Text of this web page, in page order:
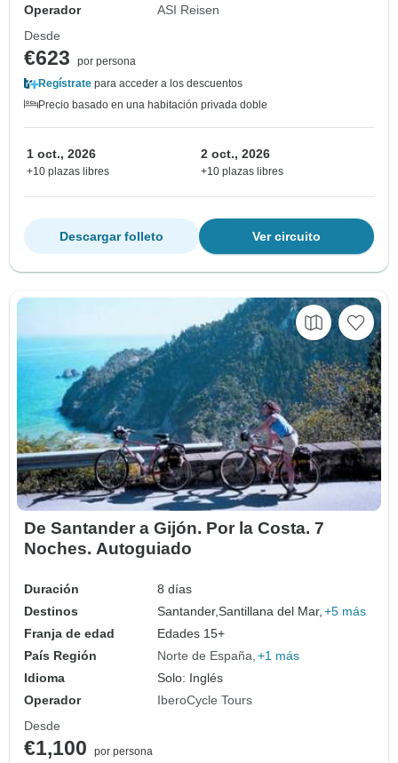
Operador
ASI Reisen
Desde
€623
por persona
Regístrate para acceder a los descuentos
Precio basado en una habitación privada doble
1 oct., 2026
+10 plazas libres
2 oct., 2026
+10 plazas libres
Ver circuito
Descargar folleto
De Santander a Gijón. Por la Costa. 7
Noches. Autoguiado
Duración
8 días
Destinos
Santander,Santillana del Mar, +5 más
Franja de edad
Edades 15+
País Región
Norte de España +1 más
Idioma
Solo: Inglés
Operador
IberoCycle Tours
Desde
€1,100 por persona